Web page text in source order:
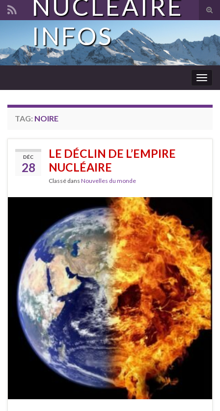
Search for:
NUCLÉAIRE
INFOS
TAG: NOIRE
DÉC
28
LE DÉCLIN DE L’EMPIRE
NUCLÉAIRE
Classé dans Nouvelles du monde